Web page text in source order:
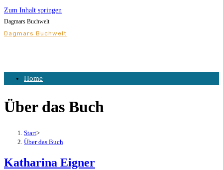
Zum Inhalt springen
Dagmars Buchwelt
Dagmars Buchwelt
Home
Über das Buch
Start>
Über das Buch
Katharina Eigner